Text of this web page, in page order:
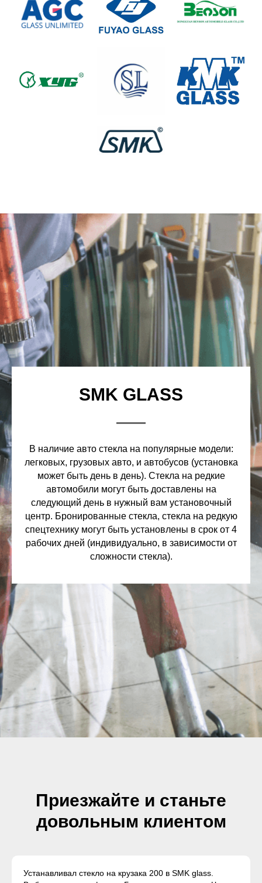
SMK GLASS
В наличие авто стекла на популярные модели:
легковых, грузовых авто, и автобусов (установка
может быть день в день). Стекла на редкие
автомобили могут быть доставлены на
следующий день в нужный вам установочный
центр. Бронированные стекла, стекла на редкую
спецтехнику могут быть установлены в срок от 4
рабочих дней (индивидуально, в зависимости от
сложности стекла).
Приезжайте и станьте
довольным клиентом
Устанавливал стекло на крузака 200 в SMK glass.